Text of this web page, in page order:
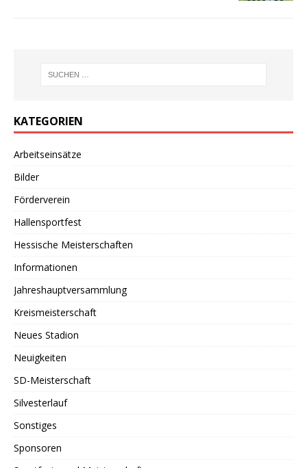
KATEGORIEN
Arbeitseinsätze
Bilder
Förderverein
Hallensportfest
Hessische Meisterschaften
Informationen
Jahreshauptversammlung
Kreismeisterschaft
Neues Stadion
Neuigkeiten
SD-Meisterschaft
Silvesterlauf
Sonstiges
Sponsoren